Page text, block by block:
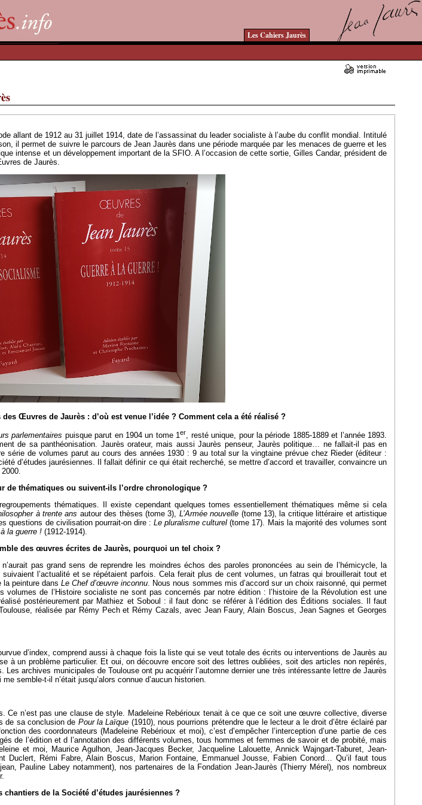
Les Cahiers Jaurès
allant de 1912 au 31 juillet 1914, date de l’assassinat du leader socialiste à l’aube du conflit mondial. Intitulé
il permet de suivre le parcours de Jean Jaurès dans une période marquée par les menaces de guerre et les
intense et un développement important de la SFIO. A l’occasion de cette sortie, Gilles Candar, président de
de Jaurès.
Œuvres de Jaurès : d’où est venue l’idée ? Comment cela a été réalisé ?
parlementaires puisque parut en 1904 un tome 1er, resté unique, pour la période 1885-1889 et l’année 1893.
de sa panthéonisation. Jaurès orateur, mais aussi Jaurès penseur, Jaurès politique… ne fallait-il pas en
série de volumes parut au cours des années 1930 : 9 au total sur la vingtaine prévue chez Rieder (éditeur :
d’études jaurésiennes. Il fallait définir ce qui était recherché, se mettre d’accord et travailler, convaincre un
de thématiques ou suivent-ils l’ordre chronologique ?
thématiques. Il existe cependant quelques tomes essentiellement thématiques même si cela
à trente ans autour des thèses (tome 3), L’Armée nouvelle (tome 13), la critique littéraire et artistique
questions de civilisation pourrait-on dire :Le pluralisme culturel(tome 17). Mais la majorité des volumes sont
la guerre ! (1912-1914).
des œuvres écrites de Jaurès, pourquoi un tel choix ?
pas grand sens de reprendre les moindres échos des paroles prononcées au sein de l’hémicycle, la
l’actualité et se répétaient parfois. Cela ferait plus de cent volumes, un fatras qui brouillerait tout et
la peinture dansLe Chef d’œuvre inconnu. Nous nous sommes mis d’accord sur un choix raisonné, qui permet
de l’Histoire socialiste ne sont pas concernés par notre édition : l’histoire de la Révolution est une
postérieurement par Mathiez et Soboul : il faut donc se référer à l’édition des Éditions sociales. Il faut
réalisée par Rémy Pech et Rémy Cazals, avec Jean Faury, Alain Boscus, Jean Sagnes et Georges
d’index, comprend aussi à chaque fois la liste qui se veut totale des écrits ou interventions de Jaurès au
à un problème particulier. Et oui, on découvre encore soit des lettres oubliées, soit des articles non repérés,
Les archives municipales de Toulouse ont pu acquérir l’automne dernier une très intéressante lettre de Jaurès
semble-t-il n’était jusqu’alors connue d’aucun historien.
Ce n’est pas une clause de style. Madeleine Rebérioux tenait à ce que ce soit une œuvre collective, diverse
de sa conclusion de Pour la Laïque (1910), nous pourrions prétendre que le lecteur a le droit d’être éclairé par
des coordonnateurs (Madeleine Rebérioux et moi), c’est d’empêcher l’interception d’une partie de ces
de l’édition et d l’annotation des différents volumes, tous hommes et femmes de savoir et de probité, mais
et moi, Maurice Agulhon, Jean-Jacques Becker, Jacqueline Lalouette, Annick Wajngart-Taburet, Jean-
Duclert, Rémi Fabre, Alain Boscus, Marion Fontaine, Emmanuel Jousse, Fabien Conord… Qu’il faut tous
Pauline Labey notamment), nos partenaires de la Fondation Jean-Jaurès (Thierry Mérel), nos nombreux
de la Société d’études jaurésiennes ?